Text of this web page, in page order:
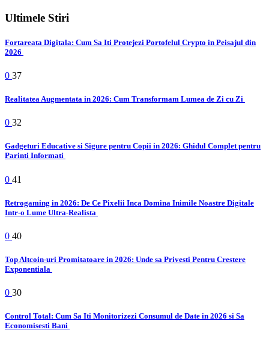
Ultimele Stiri
Fortareata Digitala: Cum Sa Iti Protejezi Portofelul Crypto in Peisajul din
2026
0 37
Realitatea Augmentata in 2026: Cum Transformam Lumea de Zi cu Zi
0 32
Gadgeturi Educative si Sigure pentru Copii in 2026: Ghidul Complet pentru
Parinti Informati
0 41
Retrogaming in 2026: De Ce Pixelii Inca Domina Inimile Noastre Digitale
Intr-o Lume Ultra-Realista
0 40
Top Altcoin-uri Promitatoare in 2026: Unde sa Privesti Pentru Crestere
Exponentiala
0 30
Control Total: Cum Sa Iti Monitorizezi Consumul de Date in 2026 si Sa
Economisesti Bani